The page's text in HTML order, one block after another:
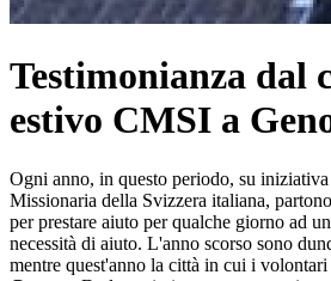
Testimonianza dal
estivo CMSI a
Ogni anno, in questo periodo, su
Missionaria della Svizzera italiana,
per prestare aiuto per qualche giorno ad
necessità di aiuto. L'anno scorso sono
mentre quest'anno la città in cui i